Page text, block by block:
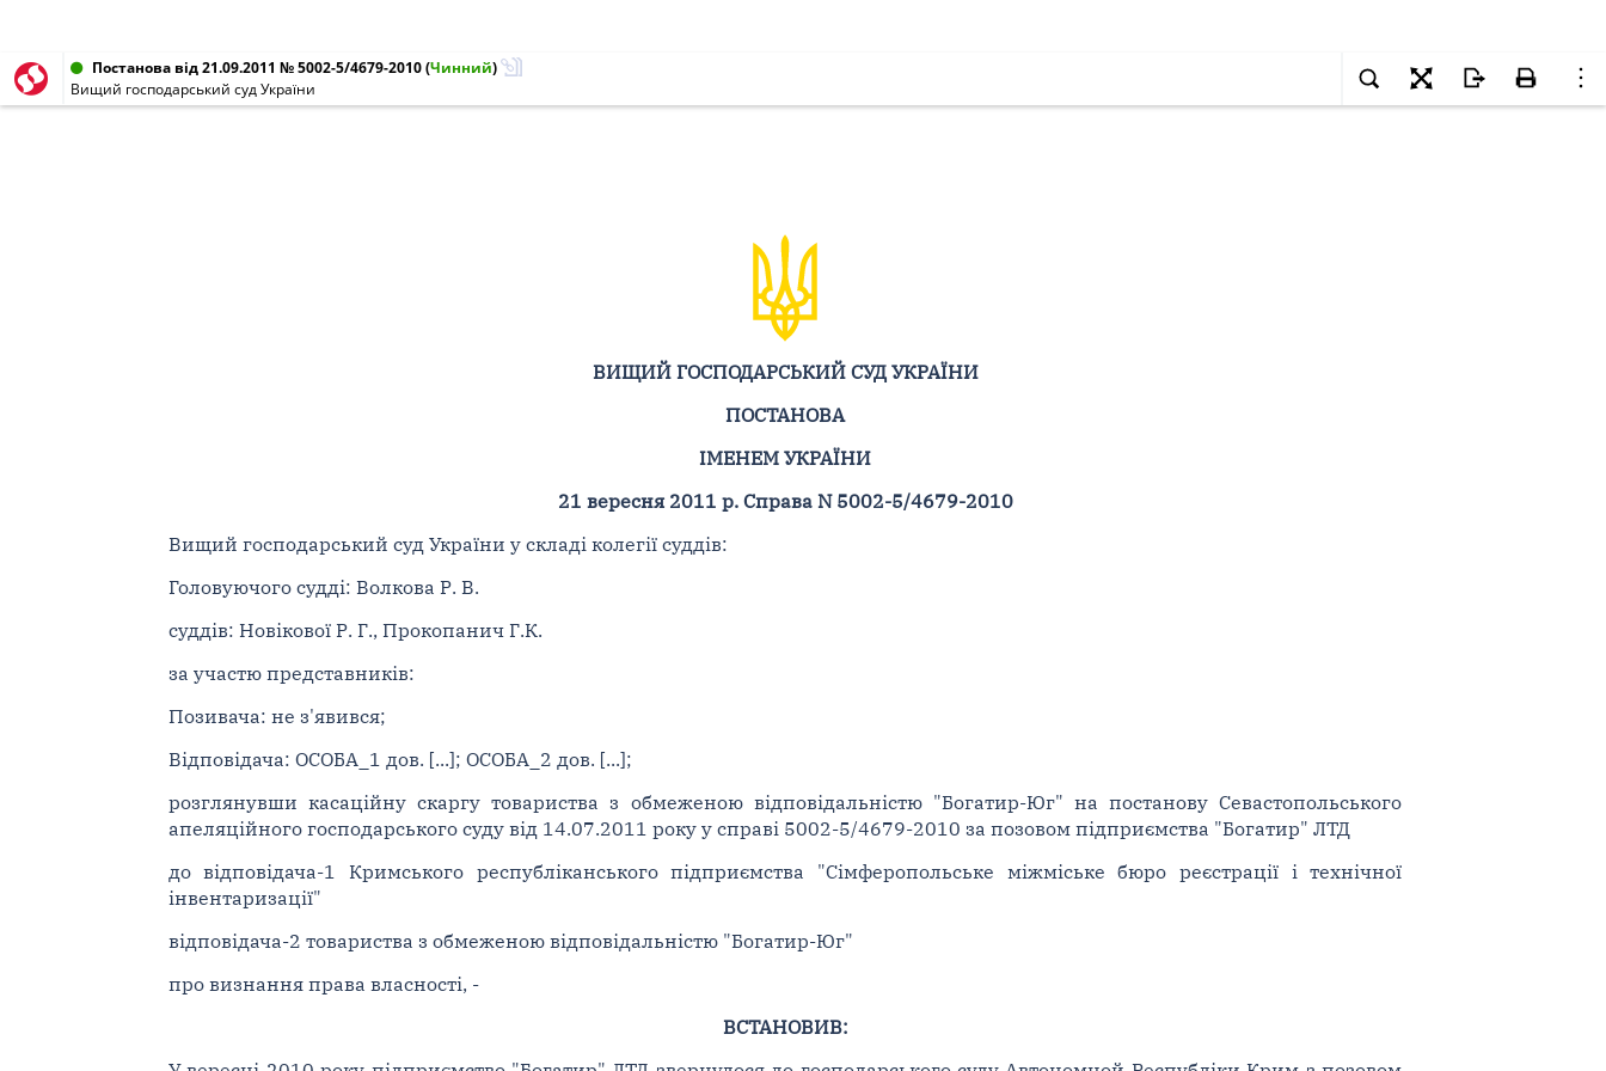
Постанова від 21.09.2011 № 5002-5/4679-2010(Чинний)
Вищий господарський суд України
ВИЩИЙ ГОСПОДАРСЬКИЙ СУД УКРАЇНИ
ПОСТАНОВА
ІМЕНЕМ УКРАЇНИ
21 вересня 2011 р. Справа N 5002-5/4679-2010
Вищий господарський суд України у складі колегії суддів:
Головуючого судді: Волкова Р. В.
суддів: Новікової Р. Г., Прокопанич Г.К.
за участю представників:
Позивача: не з'явився;
Відповідача: ОСОБА_1 дов. [...]; ОСОБА_2 дов. [...];
розглянувши касаційну скаргу товариства з обмеженою відповідальністю "Богатир-Юг" на постанову Севастопольського
апеляційного господарського суду від 14.07.2011 року у справі 5002-5/4679-2010 за позовом підприємства "Богатир" ЛТД
до відповідача-1 Кримського республіканського підприємства "Сімферопольське міжміське бюро реєстрації і технічної
інвентаризації"
відповідача-2 товариства з обмеженою відповідальністю "Богатир-Юг"
про визнання права власності, -
ВСТАНОВИВ: